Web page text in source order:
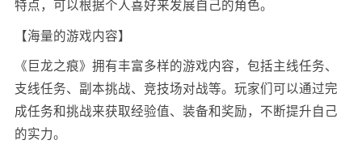
特点，可以根据个人喜好来发展自己的角色。
【海量的游戏内容】
《巨龙之痕》拥有丰富多样的游戏内容，包括主线任务、
支线任务、副本挑战、竞技场对战等。玩家们可以通过完
成任务和挑战来获取经验值、装备和奖励，不断提升自己
的实力。